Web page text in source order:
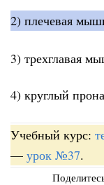
2) плечевая
3) трехглавая
4) круглый
Учебный курс:
— урок №37.